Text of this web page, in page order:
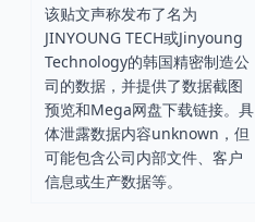
该贴文声称发布了名为
JINYOUNG TECH或Jinyoung
Technology的韩国精密制造公
司的数据，并提供了数据截图
预览和Mega网盘下载链接。具
体泄露数据内容unknown，但
可能包含公司内部文件、客户
信息或生产数据等。